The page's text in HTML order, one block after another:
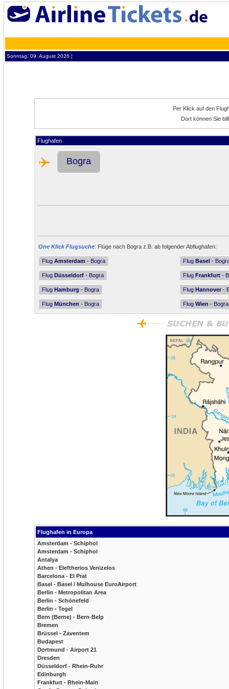
Sonntag, 09. August 2026 ¦
Per Klick auf den
Dort können Sie
Flughafen
Bogra
One Klick Flugsuche: Flüge nach Bogra z.B. ab folgender Abflughafen:
Flug Amsterdam - Bogra Flug Basel -
Flug Düsseldorf - Bogra Flug Frankfurt -
Flug Hamburg - Bogra Flug Hannover -
Flug München - Bogra Flug Wien - Bogra
Flughafen in Europa
Amsterdam - Schiphol
Amsterdam - Schiphol
Antalya
Athen - Eleftherios Venizelos
Barcelona - El Prat
Basel - Basel / Mulhouse EuroAirport
Berlin - Metropolitan Area
Berlin - Schönefeld
Berlin - Tegel
Bern (Berne) - Bern-Belp
Bremen
Brüssel - Zaventem
Budapest
Dortmund - Airport 21
Dresden
Düsseldorf - Rhein-Ruhr
Edinburgh
Frankfurt - Rhein-Main